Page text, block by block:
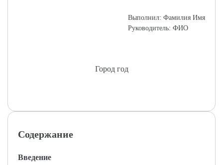
Выполнил: Фамилия Имя
Руководитель: ФИО
Город год
Содержание
Введение